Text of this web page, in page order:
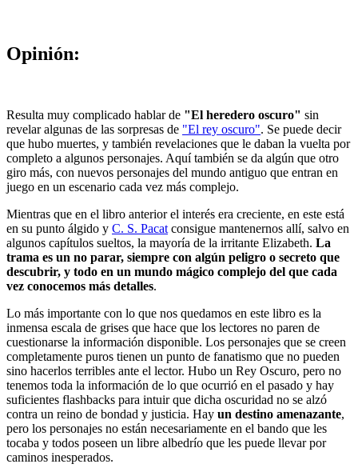
Opinión:
Resulta muy complicado hablar de "El heredero oscuro" sin
revelar algunas de las sorpresas de "El rey oscuro". Se puede decir
que hubo muertes, y también revelaciones que le daban la vuelta por
completo a algunos personajes. Aquí también se da algún que otro
giro más, con nuevos personajes del mundo antiguo que entran en
juego en un escenario cada vez más complejo.
Mientras que en el libro anterior el interés era creciente, en este está
en su punto álgido y C. S. Pacat consigue mantenernos allí, salvo en
algunos capítulos sueltos, la mayoría de la irritante Elizabeth. La
trama es un no parar, siempre con algún peligro o secreto que
descubrir, y todo en un mundo mágico complejo del que cada
vez conocemos más detalles.
Lo más importante con lo que nos quedamos en este libro es la
inmensa escala de grises que hace que los lectores no paren de
cuestionarse la información disponible. Los personajes que se creen
completamente puros tienen un punto de fanatismo que no pueden
sino hacerlos terribles ante el lector. Hubo un Rey Oscuro, pero no
tenemos toda la información de lo que ocurrió en el pasado y hay
suficientes flashbacks para intuir que dicha oscuridad no se alzó
contra un reino de bondad y justicia. Hay un destino amenazante,
pero los personajes no están necesariamente en el bando que les
tocaba y todos poseen un libre albedrío que les puede llevar por
caminos inesperados.